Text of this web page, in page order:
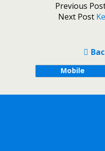
Previous
Next Post
Mobile